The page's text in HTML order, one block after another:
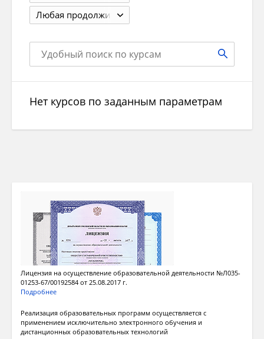
Любая продолжит.
Нет курсов по заданным параметрам
Лицензия на осуществление образовательной деятельности №Л035-
01253-67/00192584 от 25.08.2017 г.
Подробнее
Реализация образовательных программ осуществляется с
применением исключительно электронного обучения и
дистанционных образовательных технологий